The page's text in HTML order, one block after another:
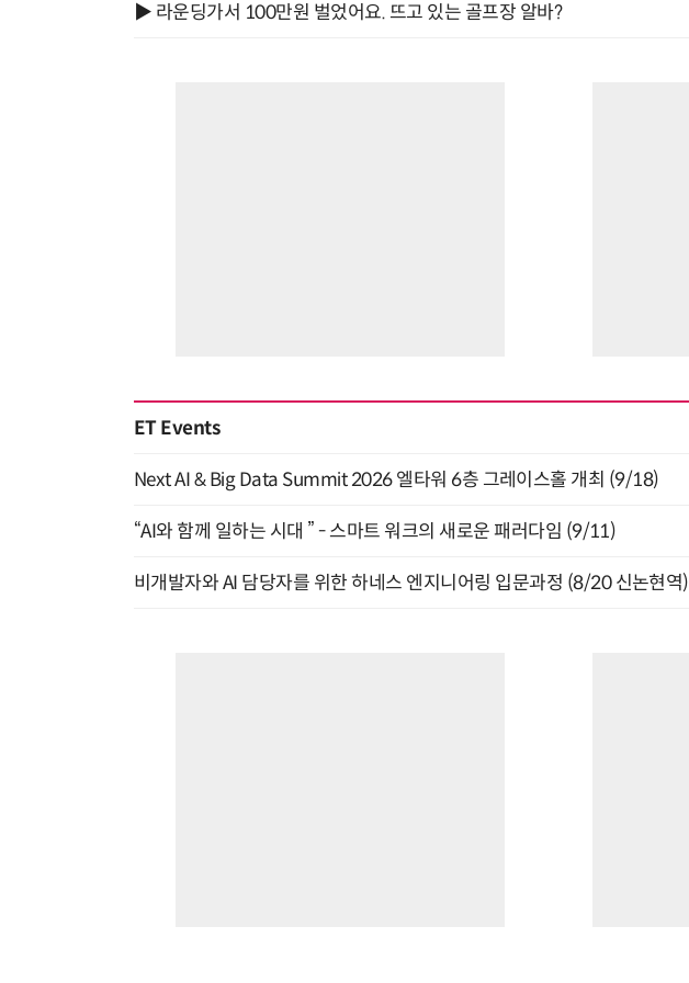
▶ 라운딩가서 100만원 벌었어요. 뜨고 있는 골프장 알바?
ET Events
Next AI & Big Data Summit 2026 엘타워 6층 그레이스홀 개최 (9/18)
“AI와 함께 일하는 시대 ” - 스마트 워크의 새로운 패러다임 (9/11)
비개발자와 AI 담당자를 위한 하네스 엔지니어링 입문과정 (8/20 신논현역)